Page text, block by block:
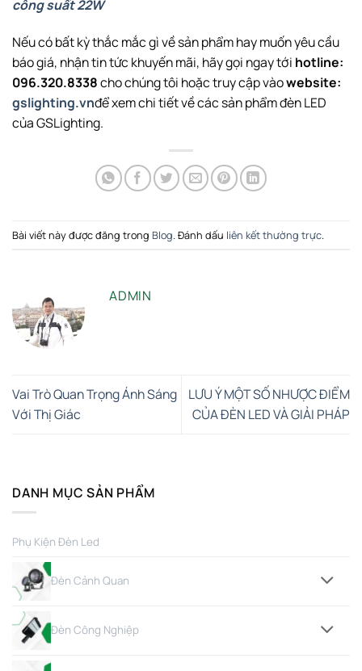
công suất 22W
Nếu có bất kỳ thắc mắc gì về sản phẩm hay muốn yêu cầu
báo giá, nhận tin tức khuyến mãi, hãy gọi ngay tới hotline:
096.320.8338cho chúng tôi hoặc truy cập vàowebsite:
gslighting.vnđể xem chi tiết về các sản phẩm đèn LED
của GSLighting.
Bài viết này được đăng trong Blog. Đánh dấu liên kết thường trực.
ADMIN
Vai Trò Quan Trọng Ánh Sáng
Với Thị Giác
LƯU Ý MỘT SỐ NHƯỢC ĐIỂM
CỦA ĐÈN LED VÀ GIẢI PHÁP
DANH MỤC SẢN PHẨM
Phụ Kiện Đèn Led
Đèn Cảnh Quan
Đèn Công Nghiệp